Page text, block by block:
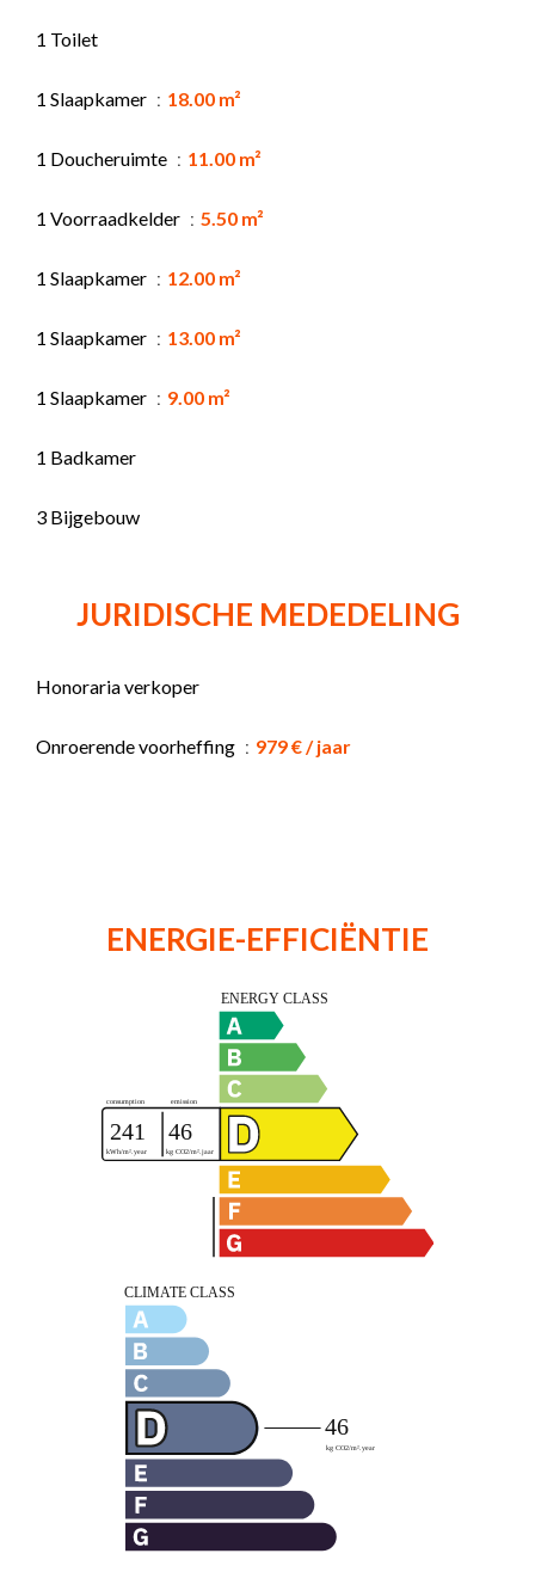
1 Toilet
1 Slaapkamer 18.00 m²
1 Doucheruimte 11.00 m²
1 Voorraadkelder 5.50 m²
1 Slaapkamer 12.00 m²
1 Slaapkamer 13.00 m²
1 Slaapkamer 9.00 m²
1 Badkamer
3 Bijgebouw
JURIDISCHE MEDEDELING
Honoraria verkoper
Onroerende voorheffing 979 € / jaar
ENERGIE-EFFICIËNTIE